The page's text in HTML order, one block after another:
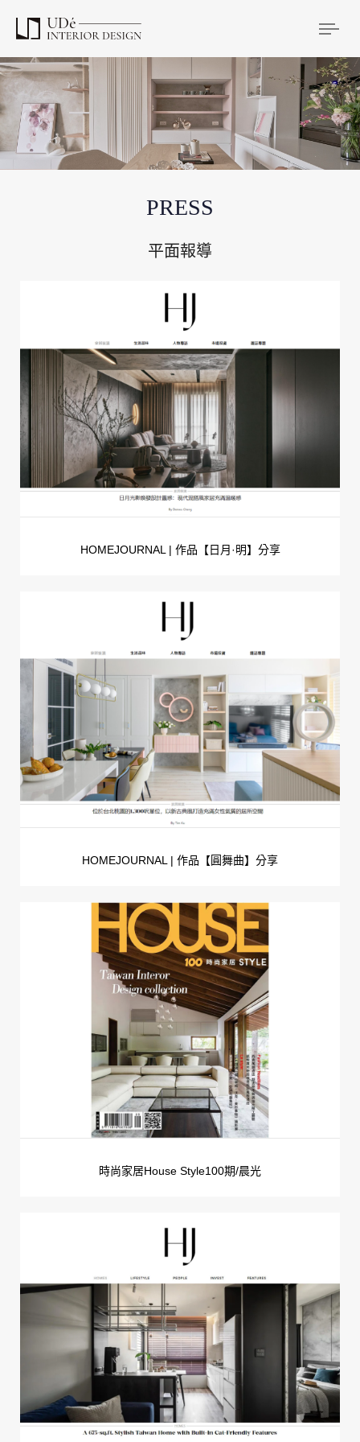
PRESS
平面報導
HOMEJOURNAL | 作品【日月·明】分享
HOMEJOURNAL | 作品【圓舞曲】分享
時尚家居House Style100期/晨光